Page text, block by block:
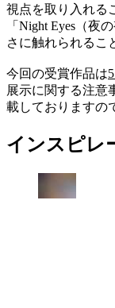
視点を取り入れる
「Night Eyes（夜
さに触れられるこ
今回の受賞作品は
展示に関する注意
載しておりますの
インスピレ